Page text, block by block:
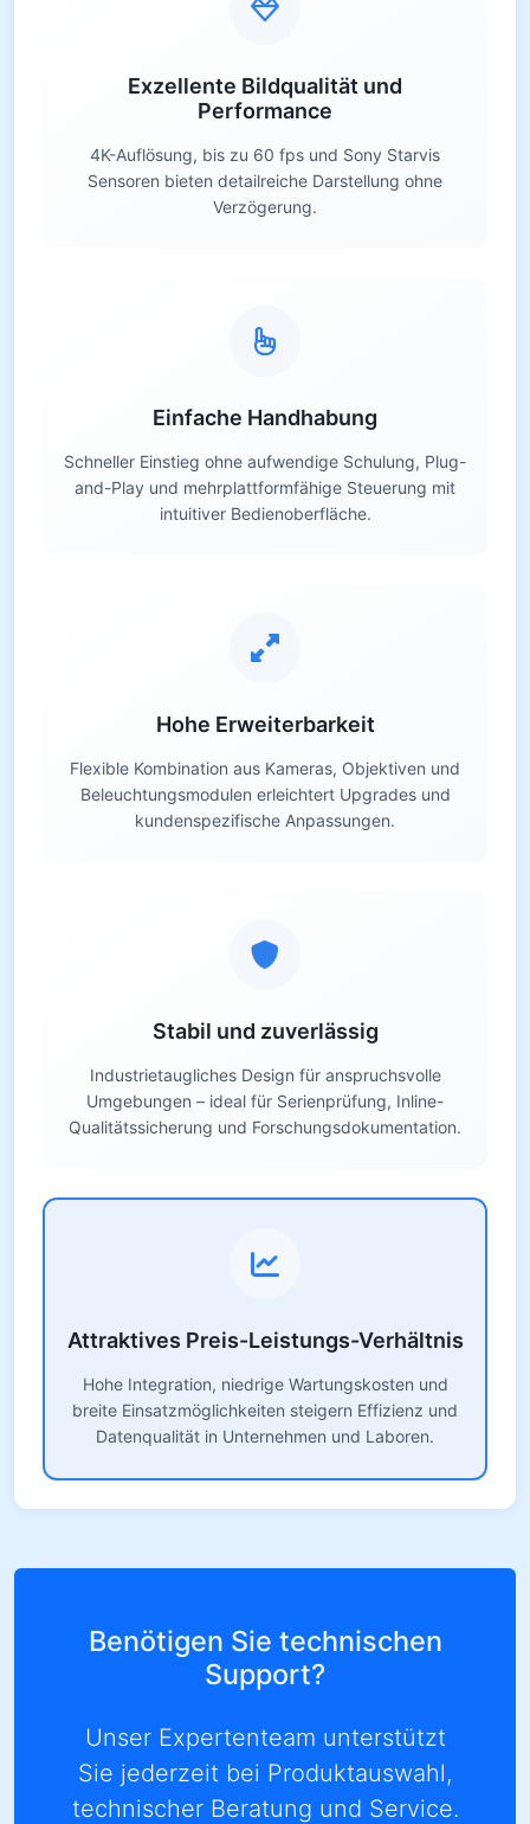
Exzellente Bildqualität und
Performance
4K-Auflösung, bis zu 60 fps und Sony Starvis
Sensoren bieten detailreiche Darstellung ohne
Verzögerung.
Einfache Handhabung
Schneller Einstieg ohne aufwendige Schulung, Plug-
and-Play und mehrplattformfähige Steuerung mit
intuitiver Bedienoberfläche.
Hohe Erweiterbarkeit
Flexible Kombination aus Kameras, Objektiven und
Beleuchtungsmodulen erleichtert Upgrades und
kundenspezifische Anpassungen.
Stabil und zuverlässig
Industrietaugliches Design für anspruchsvolle
Umgebungen – ideal für Serienprüfung, Inline-
Qualitätssicherung und Forschungsdokumentation.
Attraktives Preis-Leistungs-Verhältnis
Hohe Integration, niedrige Wartungskosten und
breite Einsatzmöglichkeiten steigern Effizienz und
Datenqualität in Unternehmen und Laboren.
Benötigen Sie technischen
Support?
Unser Expertenteam unterstützt
Sie jederzeit bei Produktauswahl,
technischer Beratung und Service.